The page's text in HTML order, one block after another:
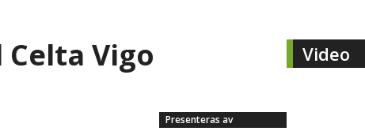
Vigo
Presenteras av
Video